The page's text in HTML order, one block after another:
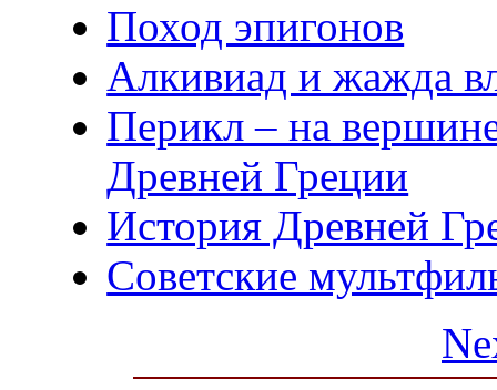
Поход эпигонов
Алкивиад и жажда
Перикл – на
Древней Греции
История Древней
Советские